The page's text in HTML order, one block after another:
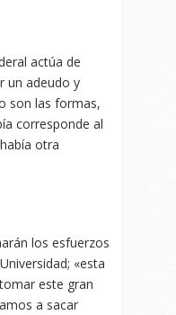
actúa de
un adeudo y
son las formas,
corresponde al
otra
los esfuerzos
«esta
este gran
a sacar